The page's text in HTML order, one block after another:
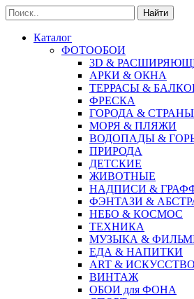
Найти
Каталог
ФОТООБОИ
3D &
АРКИ & ОКНА
ТЕРРАСЫ &
ФРЕСКА
ГОРОДА & СТРАНЫ
МОРЯ & ПЛЯЖИ
ВОДОПАДЫ &
ПРИРОДА
ДЕТСКИЕ
ЖИВОТНЫЕ
НАДПИСИ &
ФЭНТАЗИ &
НЕБО & КОСМОС
ТЕХНИКА
МУЗЫКА &
ЕДА & НАПИТКИ
ART & ИСКУССТВО
ВИНТАЖ
ОБОИ для ФОНА